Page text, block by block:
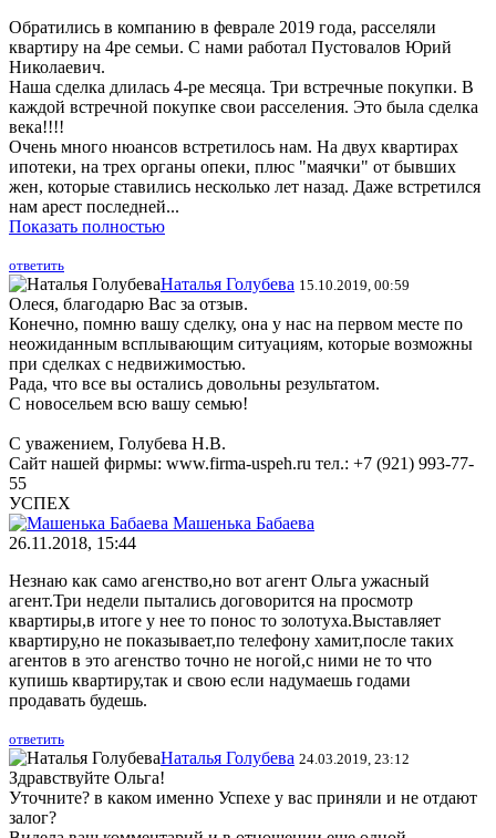
Обратились в компанию в феврале 2019 года, расселяли
квартиру на 4ре семьи. С нами работал Пустовалов Юрий
Николаевич.
Наша сделка длилась 4-ре месяца. Три встречные покупки. В
каждой встречной покупке свои расселения. Это была сделка
века!!!!
Очень много нюансов встретилось нам. На двух квартирах
ипотеки, на трех органы опеки, плюс "маячки" от бывших
жен, которые ставились несколько лет назад. Даже встретился
нам арест последней...
Показать полностью
ответить
Наталья Голубева 15.10.2019, 00:59
Олеся, благодарю Вас за отзыв.
Конечно, помню вашу сделку, она у нас на первом месте по
неожиданным всплывающим ситуациям, которые возможны
при сделках с недвижимостью.
Рада, что все вы остались довольны результатом.
С новосельем всю вашу семью!
С уважением, Голубева Н.В.
Сайт нашей фирмы: www.firma-uspeh.ru тел.: +7 (921) 993-77-
55
УСПЕХ
Машенька Бабаева
26.11.2018, 15:44
Незнаю как само агенство,но вот агент Ольга ужасный
агент.Три недели пытались договорится на просмотр
квартиры,в итоге у нее то понос то золотуха.Выставляет
квартиру,но не показывает,по телефону хамит,после таких
агентов в это агенство точно не ногой,с ними не то что
купишь квартиру,так и свою если надумаешь годами
продавать будешь.
ответить
Наталья Голубева 24.03.2019, 23:12
Здравствуйте Ольга!
Уточните? в каком именно Успехе у вас приняли и не отдают
залог?